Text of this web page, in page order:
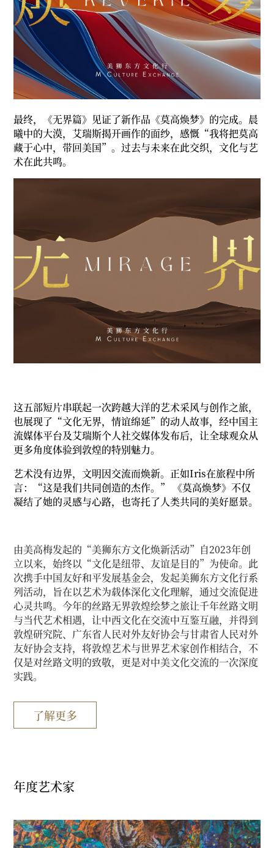
最终，《无界篇》见证了新作品《莫高焕梦》的完成。晨
曦中的大漠，艾瑞斯揭开画作的面纱，感慨“我将把莫高
藏于心中，带回美国”。过去与未来在此交织，文化与艺
术在此共鸣。
这五部短片串联起一次跨越大洋的艺术采风与创作之旅，
也展现了“文化无界，情谊绵延”的动人故事，经中国主
流媒体平台及艾瑞斯个人社交媒体发布后，让全球观众从
更多角度体验到敦煌的特别魅力。
艺术没有边界，文明因交流而焕新。正如Iris在旅程中所
言：“这是我们共同创造的杰作。” 《莫高焕梦》不仅
凝结了她的灵感与心路，也寄托了人类共同的美好愿景。
由美高梅发起的“美狮东方文化焕新活动”自2023年创
立以来，始终以“文化是纽带、友谊是目的”为使命。此
次携手中国友好和平发展基金会，发起美狮东方文化行系
列活动，旨在以艺术为载体深化文化理解，通过交流促进
心灵共鸣。今年的丝路无界敦煌绘梦之旅让千年丝路文明
与当代艺术相遇，让中西文化在交流中互鉴互融，并得到
敦煌研究院、广东省人民对外友好协会与甘肃省人民对外
友好协会支持，将敦煌艺术与世界艺术家创作相结合，不
仅是对丝路文明的致敬，更是对中美文化交流的一次深度
实践。
了解更多
年度艺术家